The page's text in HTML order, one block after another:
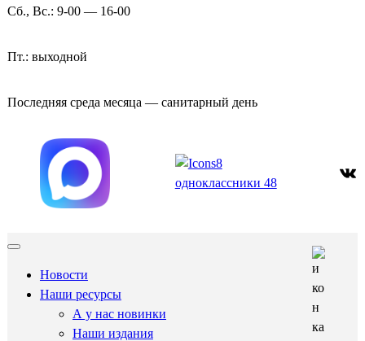
Сб., Вс.: 9-00 — 16-00
Пт.: выходной
Последняя среда месяца — санитарный день
ВКонтакте
Новости
Наши ресурсы
А у нас новинки
Наши издания